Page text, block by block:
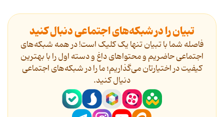
تبیان را در شبکه‌های اجتماعی دنبال کنید
فاصله شما با تبیان تنها یک کلیک است! در همه شبکه‌های
اجتماعی حاضریم و محتواهای داغ و دسته اول را با بهترین
کیفیت در اختیارتان می‌گذاریم؛ ما را در شبکه‌های اجتماعی
دنیال کنید.